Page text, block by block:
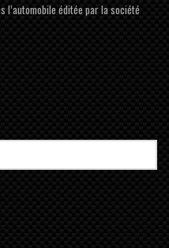
l’automobile éditée par la société